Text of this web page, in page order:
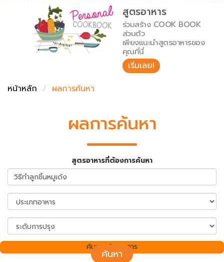
เปรียบเทียบหน่วยการตวง
เปรียบเทียบอุณหภูมิ
เปรียบเทียบน้ำหนักวัตถุดิบ
สร้าง Cookbook
สูตรอาหาร
ร่วมสร้าง COOK BOOK
ส่วนตัว
เพียงแนะนำสูตรอาหารของ
คุณที่นี่
เริ่มเลย!
หน้าหลัก
ผลการค้นหา
ผลการค้นหา
สูตรอาหารที่ต้องการค้นหา
ค้นหา
ค้นพบ 0 รายการ